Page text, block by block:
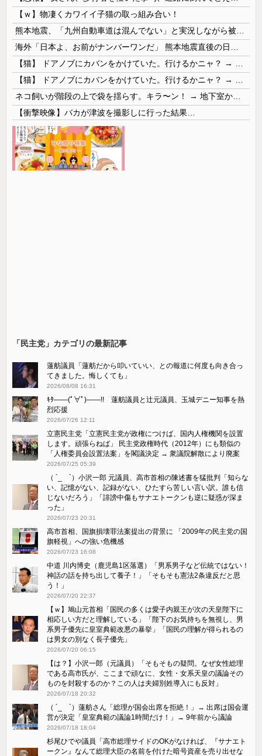
【ｗ】物凄くカワイイ子猫の取っ組み合い！
【衝撃映像】バカが津波を撮影しに行った結果…
「民主党」カテゴリの最新記事
蓮舫議員「蓮舫だから叩いていい、との報道に何度も向き合っ
てきました。悔しくても」
2026/08/08 16:31
ｷﾀ――(ﾟ∀ﾟ)――!! 蓮舫議員と辻元議員、玉城デニー知事を熱
烈応援
2026/07/26 12:11
立憲民主党「立憲民主党が政権につけば、国内人権機関を設置
します。頑張らねば」 民主党政権時代（2012年）にも類似の
「人権委員会設置法案」を閣議決定 → 衆議院解散により廃案
2026/07/25 05:39
（ ´_ゝ`）小沢一郎 元議員、高市首相の陳述書を猛批判「知らな
い、記憶がない、記録がない、ひたすら苦しい言い訳。誰も信
じないだろう」「誹謗中傷もサナエトークンも逆に疑惑が深ま
った」
2026/07/23 20:31
高市首相、国旗損壊罪法案提出の背景に 「2009年の民主党の国
旗軽視」への強い危機感
2026/07/23 16:08
中道 川内博史（鹿児島1区落選）「男系男子など伝統ではない！
神話の話を持ち出して養子！」「そもそも憲法2条違反だと思
う！」
2026/07/20 22:37
【ｗ】鳩山元首相「国民の多くは愛子内親王が次の天皇陛下に
相応しい方だと理解している」「陛下のお気持ちを無視し、男
系男子優先に皇室典範改悪の暴挙」「国民の理解が得られるの
は男女の別なく長子優先」
2026/07/20 06:15
【は？】小沢一郎（元議員）「そもそもの疑問。なぜ女性総理
である高市氏が、ここまで頑なに、女性・女系天皇の議論その
ものを封殺するのか？この人は夫婦別姓導入にも反対」
2026/07/18 20:32
（ ´_ゝ`）蓮舫さん「総理が国会出席を拒絶！」→ 出席は国会運
営が決定「皇室典範の議論1時間だけ！」→ 9年前から議論
2026/07/18 18:04
杉尾ひでや議員「高市総理サイドのOKがなければ、『サナエト
ークン』なんて総理大臣の名前を付けた暗号資産を売り出せな